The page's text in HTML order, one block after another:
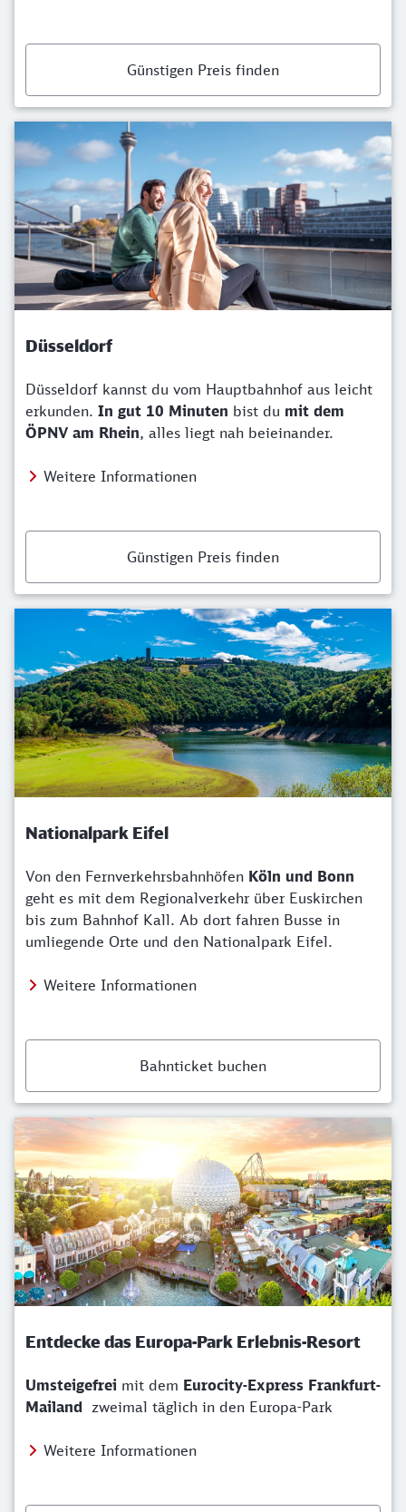
Günstigen Preis finden
Düsseldorf
Düsseldorf kannst du vom Hauptbahnhof aus leicht
erkunden. In gut 10 Minuten bist du mit dem
ÖPNV am Rhein, alles liegt nah beieinander.
Weitere Informationen
Günstigen Preis finden
Nationalpark Eifel
Von den Fernverkehrsbahnhöfen Köln und Bonn
geht es mit dem Regionalverkehr über Euskirchen
bis zum Bahnhof Kall. Ab dort fahren Busse in
umliegende Orte und den Nationalpark Eifel.
Weitere Informationen
Bahnticket buchen
Entdecke das Europa-Park Erlebnis-Resort
Umsteigefrei mit dem Eurocity-Express Frankfurt-
Mailand zweimal täglich in den Europa-Park
Weitere Informationen